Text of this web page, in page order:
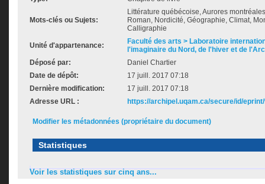
Mots-clés ou Sujets:
Littérature québécoise, Aurores
Roman, Nordicité, Géographie, Climat,
Calligraphie
Unité d'appartenance:
Faculté des arts > Laboratoire
l'imaginaire du Nord, de l'hiver et de
Déposé par:
Daniel Chartier
Date de dépôt:
17 juill. 2017 07:18
Dernière modification:
17 juill. 2017 07:18
Adresse URL :
https://archipel.uqam.ca/secure/id/
Modifier les métadonnées (propriétaire du document)
Statistiques
Voir les statistiques sur cinq ans...